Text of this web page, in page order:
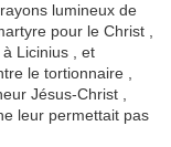
lumineux de
pour le Christ ,
Licinius
, et
le tortionnaire ,
Jésus-Christ ,
leur permettait pas